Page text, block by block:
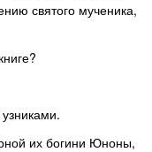
святого мученика,
их богини Юноны,